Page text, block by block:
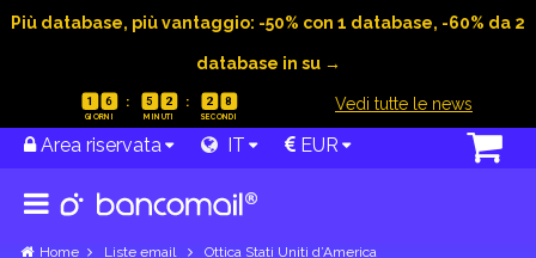
Più database, più vantaggio: -50% con 1 database, -60% da 2
database in su →
1 6 5 2 2 7 Vedi tutte le news
Area riservata IT EUR
Home Liste email Ottica Stati Uniti d’America